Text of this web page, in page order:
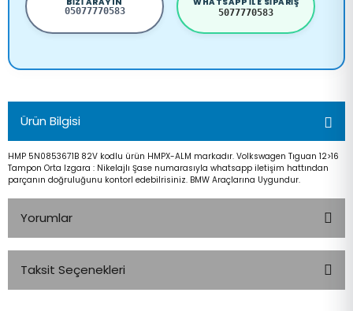
05077770583 5077770583
Ürün Bilgisi
HMP 5N0853671B 82V kodlu ürün HMPX-ALM markadır. Volkswagen Tıguan 12>16
Tampon Orta Izgara : Nikelajlı Şase numarasıyla whatsapp iletişim hattından
parçanın doğruluğunu kontorl edebilrisiniz. BMW Araçlarına Uygundur.
Yorumlar
Taksit Seçenekleri